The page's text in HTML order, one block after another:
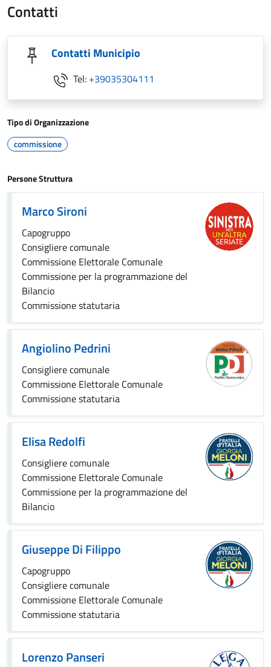
Contatti
Contatti Municipio
Tel: +39035304111
Tipo di Organizzazione
commissione
Persone Struttura
Marco Sironi
Capogruppo
Consigliere comunale
Commissione Elettorale Comunale
Commissione per la programmazione del
Bilancio
Commissione statutaria
Angiolino Pedrini
Consigliere comunale
Commissione Elettorale Comunale
Commissione statutaria
Elisa Redolfi
Consigliere comunale
Commissione Elettorale Comunale
Commissione per la programmazione del
Bilancio
Giuseppe Di Filippo
Capogruppo
Consigliere comunale
Commissione Elettorale Comunale
Commissione statutaria
Lorenzo Panseri